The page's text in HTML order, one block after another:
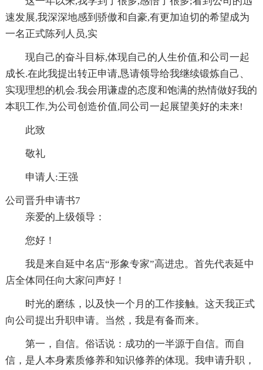
速发展,我深深地感到骄傲和自豪,有更加迫切的希望成为
一名正式陈列人员,实
现自己的奋斗目标,体现自己的人生价值,和公司一起
成长.在此我提出转正申请,恳请领导给我继续锻炼自己、
实现理想的机会.我会用谦虚的态度和饱满的热情做好我的
本职工作,为公司创造价值,同公司一起展望美好的未来!
此致
敬礼
申请人:王强
公司晋升申请书7
亲爱的上级领导：
您好！
我是来自延中名店“形象专家”高进忠。首先代表延中
店全体同任向大家问声好！
时光的磨练，以及快一个月的工作接触。这天我正式
向公司提出升职申请。当然，我是有备而来。
第一，自信。俗话说：成功的一半源于自信。而自
信，是人本身素质修养和知识修养的体现。我申请升职，